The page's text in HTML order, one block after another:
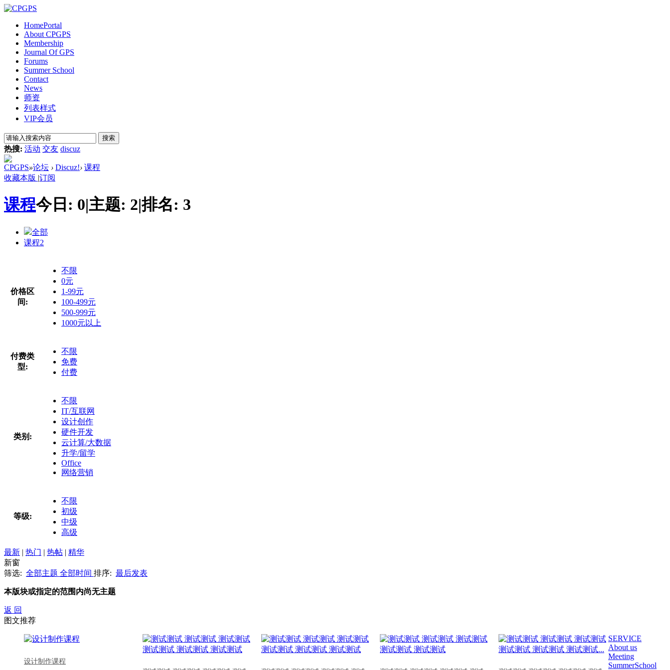
HomePortal
About CPGPS
Membership
Journal Of GPS
Forums
Summer School
Contact
News
师资
列表样式
VIP会员
搜索
热搜: 活动 交友 discuz
CPGPS»论坛 › Discuz!› 课程
收藏本版 |订阅
课程今日: 0|主题: 2|排名: 3
全部
课程2
价格区
间:
不限
0元
1-99元
100-499元
500-999元
1000元以上
付费类
型:
不限
免费
付费
类别:
不限
IT/互联网
设计创作
硬件开发
云计算/大数据
升学/留学
Office
网络营销
等级:
不限
初级
中级
高级
最新 | 热门 | 热帖 | 精华
新窗
筛选: 全部主题 全部时间 排序: 最后发表
本版块或指定的范围内尚无主题
返 回
图文推荐
设计制作课程
SERVICE
About us
Meeting
SummerSchool